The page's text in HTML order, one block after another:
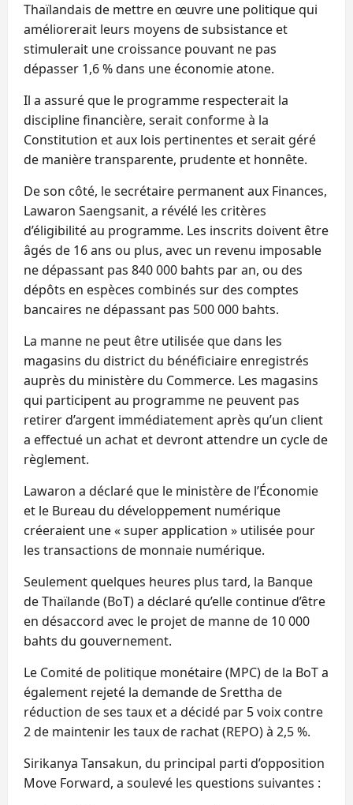
Thaïlandais de mettre en œuvre une politique qui
améliorerait leurs moyens de subsistance et
stimulerait une croissance pouvant ne pas
dépasser 1,6 % dans une économie atone.
Il a assuré que le programme respecterait la
discipline financière, serait conforme à la
Constitution et aux lois pertinentes et serait géré
de manière transparente, prudente et honnête.
De son côté, le secrétaire permanent aux Finances,
Lawaron Saengsanit, a révélé les critères
d’éligibilité au programme. Les inscrits doivent être
âgés de 16 ans ou plus, avec un revenu imposable
ne dépassant pas 840 000 bahts par an, ou des
dépôts en espèces combinés sur des comptes
bancaires ne dépassant pas 500 000 bahts.
La manne ne peut être utilisée que dans les
magasins du district du bénéficiaire enregistrés
auprès du ministère du Commerce. Les magasins
qui participent au programme ne peuvent pas
retirer d’argent immédiatement après qu’un client
a effectué un achat et devront attendre un cycle de
règlement.
Lawaron a déclaré que le ministère de l’Économie
et le Bureau du développement numérique
créeraient une « super application » utilisée pour
les transactions de monnaie numérique.
Seulement quelques heures plus tard, la Banque
de Thaïlande (BoT) a déclaré qu’elle continue d’être
en désaccord avec le projet de manne de 10 000
bahts du gouvernement.
Le Comité de politique monétaire (MPC) de la BoT a
également rejeté la demande de Srettha de
réduction de ses taux et a décidé par 5 voix contre
2 de maintenir les taux de rachat (REPO) à 2,5 %.
Sirikanya Tansakun, du principal parti d’opposition
Move Forward, a soulevé les questions suivantes :